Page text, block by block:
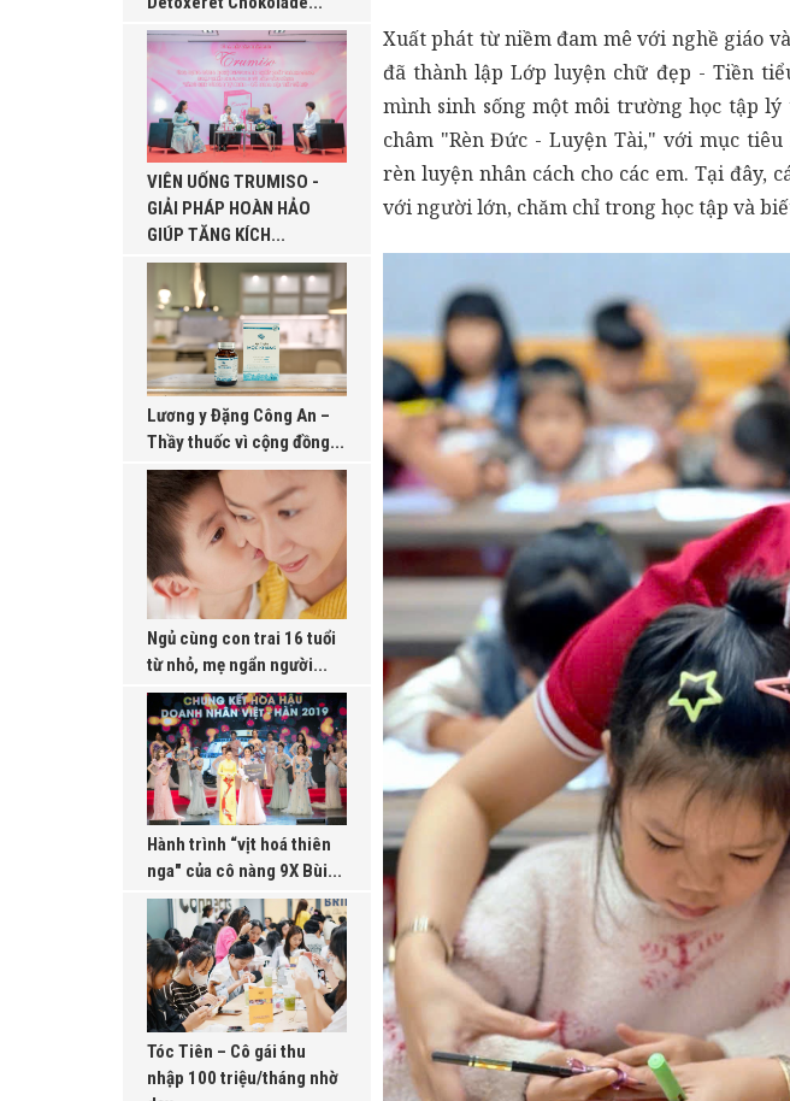
VIÊN UỐNG TRUMISO -
GIẢI PHÁP HOÀN HẢO
GIÚP TĂNG KÍCH...
Lương y Đặng Công An –
Thầy thuốc vì cộng đồng...
Ngủ cùng con trai 16 tuổi
từ nhỏ, mẹ ngẩn người...
Hành trình “vịt hoá thiên
nga" của cô nàng 9X Bùi...
Tóc Tiên – Cô gái thu
nhập 100 triệu/tháng nhờ
Xuất phát từ niềm đam mê với nghề giáo
đã thành lập Lớp luyện chữ đẹp - Tiền
mình sinh sống một môi trường học tập
châm "Rèn Đức - Luyện Tài," với mục
rèn luyện nhân cách cho các em. Tại đây,
với người lớn, chăm chỉ trong học tập và